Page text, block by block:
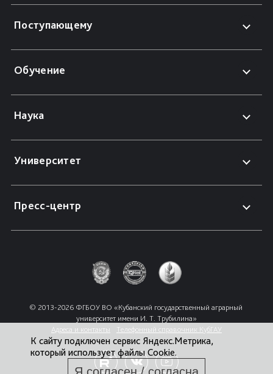
Поступающему
Обучение
Наука
Университет
Пресс-центр
© 2013-2026 ФГБОУ ВО «Кубанский государственный аграрный
университет имени И. Т. Трубилина»
Адреса и контакты
Телефонный справочник КубГАУ
К сайту подключен сервис Яндекс.Метрика,
который использует файлы Cookie.